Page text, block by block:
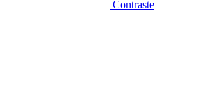
Contraste